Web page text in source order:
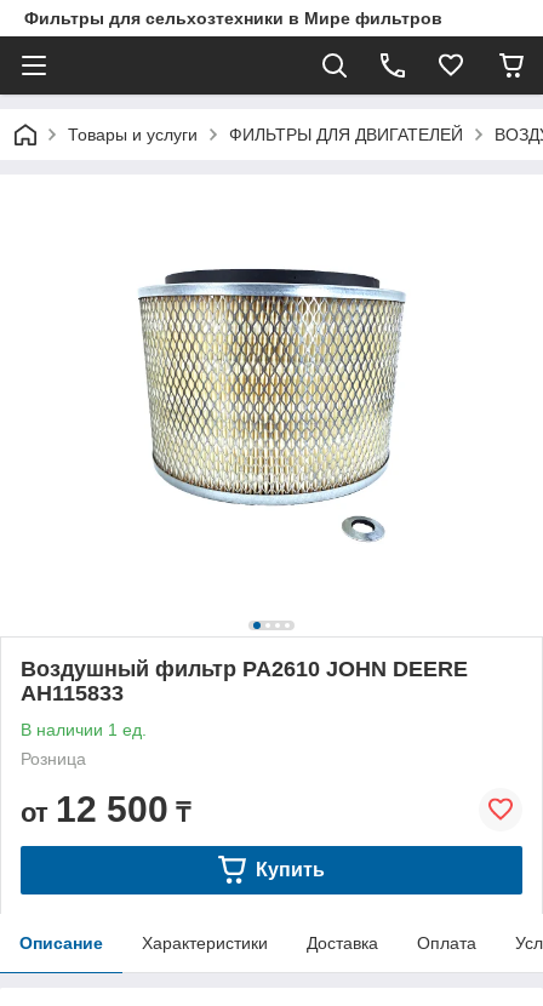
Фильтры для сельхозтехники в Мире фильтров
Товары и услуги ФИЛЬТРЫ ДЛЯ ДВИГАТЕЛЕЙ
Воздушный фильтр PA2610 JOHN DEERE
AH115833
В наличии 1 ед.
Розница
от 12 500 ₸
Купить
Описание Характеристики Доставка Оплата